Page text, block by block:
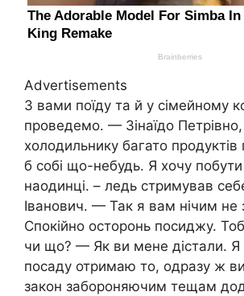
Advertisements
З вами поїду та й у сімейному
проведемо. — Зінаїдо
холодильнику багато продуктів
б собі що-небудь. Я хочу
наодинці. – ледь стримував
Іванович. — Так я вам нічим не
Спокійно осторонь посиджу.
чи що? — Як ви мене дiстали. Я
посаду отримаю то, одразу ж
закон забоpoняючим тещам